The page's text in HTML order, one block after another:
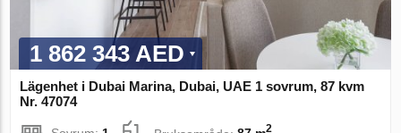
1 862 343 AED
Lägenhet i Dubai Marina, Dubai, UAE 1 sovrum, 87 kvm
Nr. 47074
2